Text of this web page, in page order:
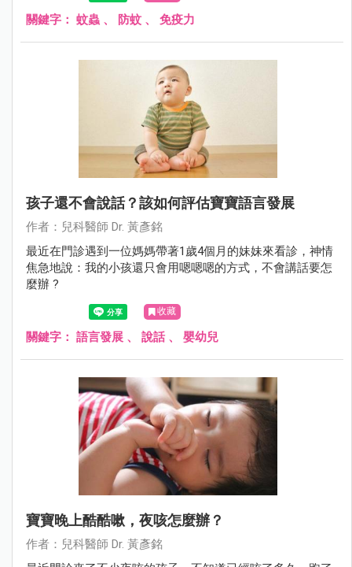
關鍵字： 蚊蟲 、 防蚊 、 免疫力
孩子還不會說話？該如何評估寶寶語言發展
作者：兒科醫師 Dr. 黃彥銘
最近在門診遇到一位媽媽帶著1歲4個月的妹妹來看診，神情
焦急地說：我的小孩還只會用嗯嗯嗯的方式，不會講話要怎
麼辦 ?
收藏
關鍵字： 語言發展 、 說話、 嬰幼兒
寶寶晚上酷酷嗽，夜咳怎麼辦？
作者：兒科醫師 Dr. 黃彥銘